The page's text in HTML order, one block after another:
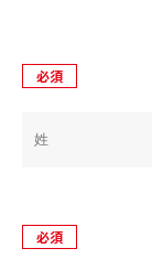
必須
必須